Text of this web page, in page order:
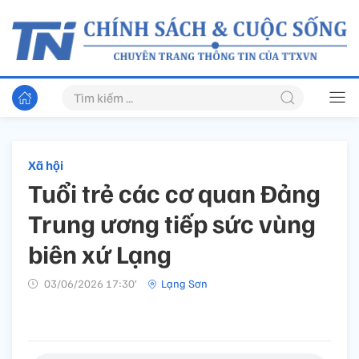
Xã hội
Tuổi trẻ các cơ quan Đảng
Trung ương tiếp sức vùng
biên xứ Lạng
03/06/2026 17:30’ Lạng Sơn